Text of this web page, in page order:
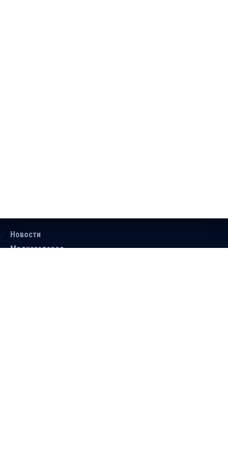
Новости
Медиагалерея